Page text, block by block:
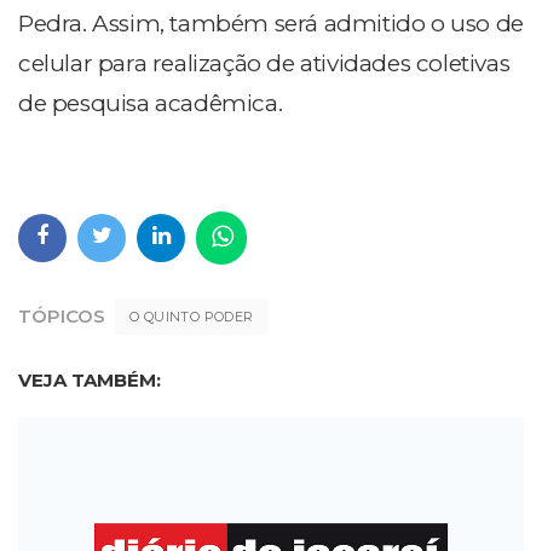
Pedra. Assim, também será admitido o uso de
celular para realização de atividades coletivas
de pesquisa acadêmica.
TÓPICOS O QUINTO PODER
VEJA TAMBÉM: